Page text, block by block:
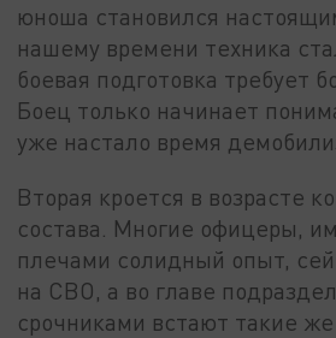
юноша становился
нашему времени техника
боевая подготовка требует
Боец только начинает
уже настало время
Вторая кроется в возрасте
состава. Многие офицеры,
плечами солидный опыт,
на СВО, а во главе
срочниками встают такие